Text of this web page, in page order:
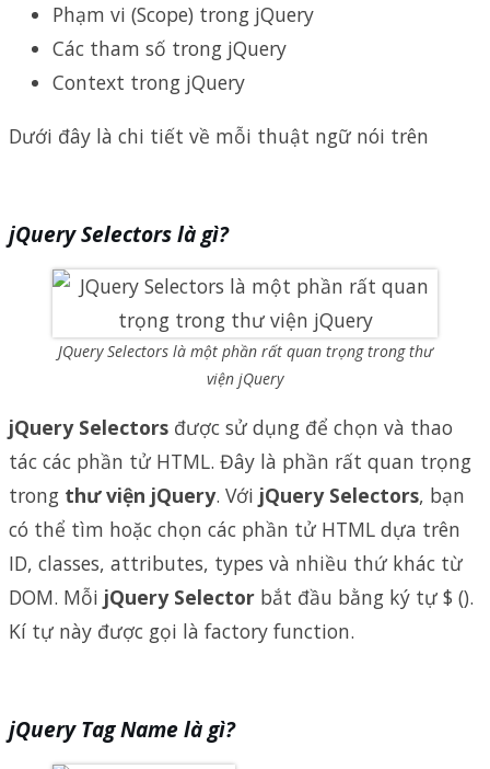
Phạm vi (Scope) trong jQuery
Các tham số trong jQuery
Context trong jQuery
Dưới đây là chi tiết về mỗi thuật ngữ nói trên
jQuery Selectors là gì?
JQuery Selectors là một phần rất quan trọng trong thư
viện jQuery
jQuery Selectors được sử dụng để chọn và thao
tác các phần tử HTML. Đây là phần rất quan trọng
trong thư viện jQuery. Với jQuery Selectors, bạn
có thể tìm hoặc chọn các phần tử HTML dựa trên
ID, classes, attributes, types và nhiều thứ khác từ
DOM. Mỗi jQuery Selector bắt đầu bằng ký tự $ ().
Kí tự này được gọi là factory function.
jQuery Tag Name là gì?